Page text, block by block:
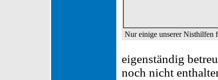
Nur einige unserer Nisthilfen
eigenständig
noch nicht